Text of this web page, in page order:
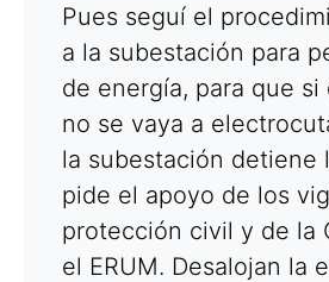
Pues seguí el
a la subestación para
de energía, para que si
no se vaya a
la subestación detiene
pide el apoyo de los
protección civil y de la
el ERUM. Desalojan la